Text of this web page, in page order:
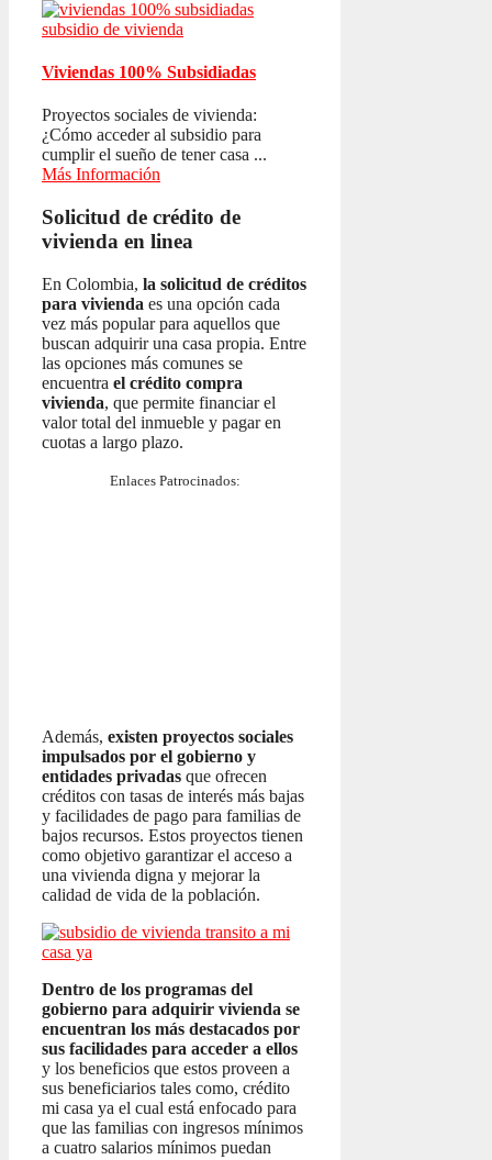
Viviendas 100% Subsidiadas
Proyectos sociales de vivienda:
¿Cómo acceder al subsidio para
cumplir el sueño de tener casa ...
Más Información
Solicitud de crédito de
vivienda en linea
En Colombia, la solicitud de créditos
para vivienda es una opción cada
vez más popular para aquellos que
buscan adquirir una casa propia. Entre
las opciones más comunes se
encuentra el crédito compra
vivienda, que permite financiar el
valor total del inmueble y pagar en
cuotas a largo plazo.
Enlaces Patrocinados:
Además, existen proyectos sociales
impulsados por el gobierno y
entidades privadas que ofrecen
créditos con tasas de interés más bajas
y facilidades de pago para familias de
bajos recursos. Estos proyectos tienen
como objetivo garantizar el acceso a
una vivienda digna y mejorar la
calidad de vida de la población.
Dentro de los programas del
gobierno para adquirir vivienda se
encuentran los más destacados por
sus facilidades para acceder a ellos
y los beneficios que estos proveen a
sus beneficiarios tales como, crédito
mi casa ya el cual está enfocado para
que las familias con ingresos mínimos
a cuatro salarios mínimos puedan